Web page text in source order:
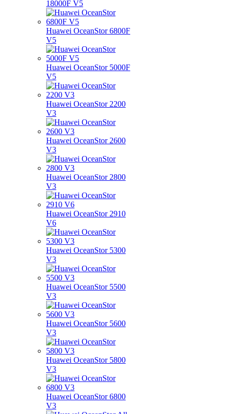
18000F V5
Huawei OceanStor 6800F
V5
Huawei OceanStor 5000F
V5
Huawei OceanStor 2200
V3
Huawei OceanStor 2600
V3
Huawei OceanStor 2800
V3
Huawei OceanStor 2910
V6
Huawei OceanStor 5300
V3
Huawei OceanStor 5500
V3
Huawei OceanStor 5600
V3
Huawei OceanStor 5800
V3
Huawei OceanStor 6800
V3